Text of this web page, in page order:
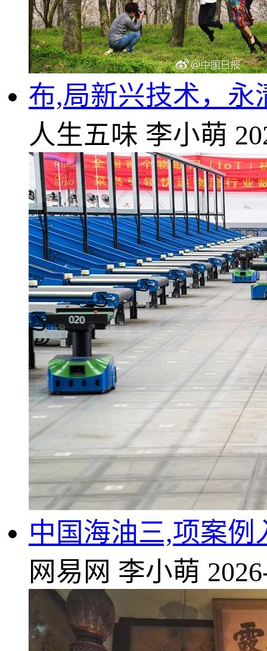
布,局新兴技术，永
人生五味 李小萌
中国海油三,项案
网易网 李小萌